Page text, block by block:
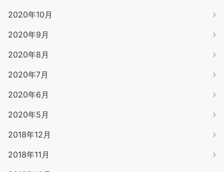
2020年10月
2020年9月
2020年8月
2020年7月
2020年6月
2020年5月
2018年12月
2018年11月